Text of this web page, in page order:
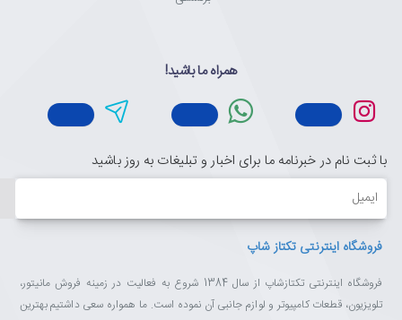
همراه ما باشید!
با ثبت نام در خبرنامه ما برای اخبار و تبلیغات به روز باشید
ایمیل
فروشگاه اینترنتی تکتاز شاپ
فروشگاه اینترنتی تکتازشاپ از سال 1384 شروع به فعالیت در زمینه فروش مانیتور،
تلویزیون، قطعات کامپیوتر و لوازم جانبی آن نموده است. ما همواره سعی داشتیم بهترین